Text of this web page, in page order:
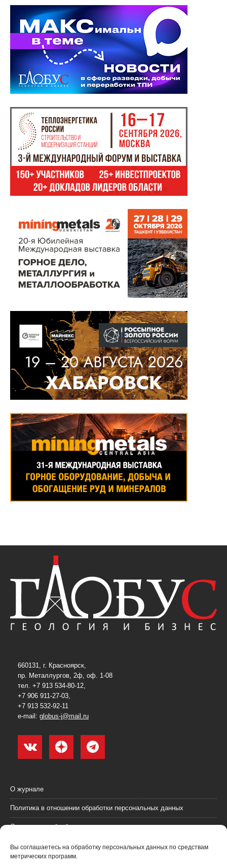
Вы соглашаетесь на обработку персональных данных по средствам
метрических программ.
660131, г. Красноярск,
пр. Металлургов, 2ф, оф. 1-08
тел. +7 913 534-80-12,
+7 906 911-27-03,
+7 913 532-92-11
e-mail: globus-j@mail.ru
О журнале
Политика в отношении обработки персональных данных
Согласие на обработку персональных данных
Пользовательское соглашение (оферта)